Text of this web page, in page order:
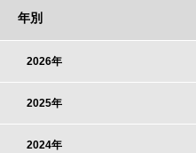
年別
2026年
2025年
2024年